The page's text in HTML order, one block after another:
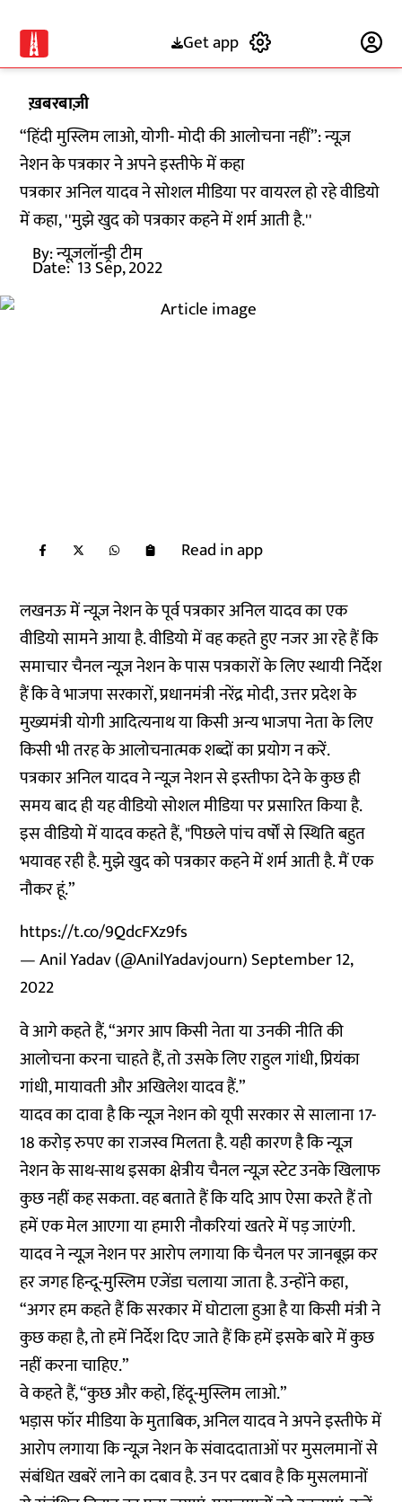
Get app
ख़बरबाज़ी
“हिंदी मुस्लिम लाओ, योगी- मोदी की आलोचना नहीं”: न्यूज़
नेशन के पत्रकार ने अपने इस्तीफे में कहा
पत्रकार अनिल यादव ने सोशल मीडिया पर वायरल हो रहे वीडियो
में कहा, ''मुझे खुद को पत्रकार कहने में शर्म आती है.''
By:न्यूज़लॉन्ड्री टीम
Date: 13 Sep, 2022
Read in app
लखनऊ में न्यूज़ नेशन के पूर्व पत्रकार अनिल यादव का एक
वीडियो सामने आया है. वीडियो में वह कहते हुए नजर आ रहे हैं कि
समाचार चैनल न्यूज़ नेशन के पास पत्रकारों के लिए स्थायी निर्देश
हैं कि वे भाजपा सरकारों, प्रधानमंत्री नरेंद्र मोदी, उत्तर प्रदेश के
मुख्यमंत्री योगी आदित्यनाथ या किसी अन्य भाजपा नेता के लिए
किसी भी तरह के आलोचनात्मक शब्दों का प्रयोग न करें.
पत्रकार अनिल यादव ने न्यूज़ नेशन से इस्तीफा देने के कुछ ही
समय बाद ही यह वीडियो सोशल मीडिया पर प्रसारित किया है.
इस वीडियो में यादव कहते हैं, "पिछले पांच वर्षों से स्थिति बहुत
भयावह रही है. मुझे खुद को पत्रकार कहने में शर्म आती है. मैं एक
नौकर हूं.”
https://t.co/9QdcFXz9fs
— Anil Yadav (@AnilYadavjourn)September 12,
2022
वे आगे कहते हैं, “अगर आप किसी नेता या उनकी नीति की
आलोचना करना चाहते हैं, तो उसके लिए राहुल गांधी, प्रियंका
गांधी, मायावती और अखिलेश यादव हैं.”
यादव का दावा है कि न्यूज़ नेशन को यूपी सरकार से सालाना 17-
18 करोड़ रुपए का राजस्व मिलता है. यही कारण है कि न्यूज़
नेशन के साथ-साथ इसका क्षेत्रीय चैनल न्यूज़ स्टेट उनके खिलाफ
कुछ नहीं कह सकता. वह बताते हैं कि यदि आप ऐसा करते हैं तो
हमें एक मेल आएगा या हमारी नौकरियां खतरे में पड़ जाएंगी.
यादव ने न्यूज़ नेशन पर आरोप लगाया कि चैनल पर जानबूझ कर
हर जगह हिन्दू-मुस्लिम एजेंडा चलाया जाता है. उन्होंने कहा,
“अगर हम कहते हैं कि सरकार में घोटाला हुआ है या किसी मंत्री ने
कुछ कहा है, तो हमें निर्देश दिए जाते हैं कि हमें इसके बारे में कुछ
नहीं करना चाहिए.”
वे कहते हैं, “कुछ और कहो, हिंदू-मुस्लिम लाओ.”
भड़ास फॉर मीडियाके मुताबिक, अनिल यादव ने अपने इस्तीफे में
आरोप लगाया कि न्यूज़ नेशन के संवाददाताओं पर मुसलमानों से
संबंधित खबरें लाने का दबाव है. उन पर दबाव है कि मुसलमानों